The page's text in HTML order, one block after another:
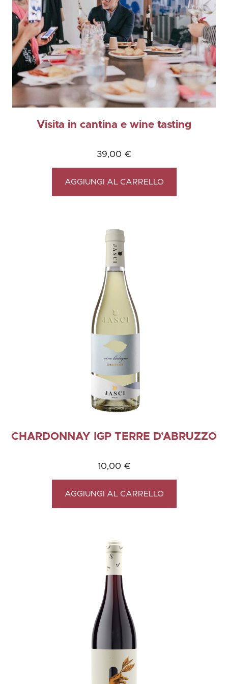
Visita in cantina e wine tasting
39,00 €
AGGIUNGI AL CARRELLO
CHARDONNAY IGP TERRE D’ABRUZZO
10,00 €
AGGIUNGI AL CARRELLO